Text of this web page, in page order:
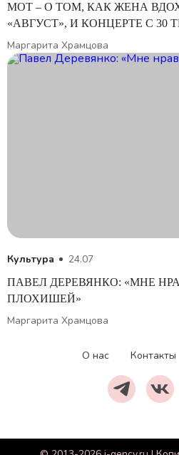
МОТ – О ТОМ, КАК ЖЕНА
«АВГУСТ», И КОНЦЕРТЕ С
Маргарита Храмцова
Культура 24.07
ПАВЕЛ ДЕРЕВЯНКО: «МНЕ
ПЛОХИШЕЙ»
Маргарита Храмцова
О нас Контакты